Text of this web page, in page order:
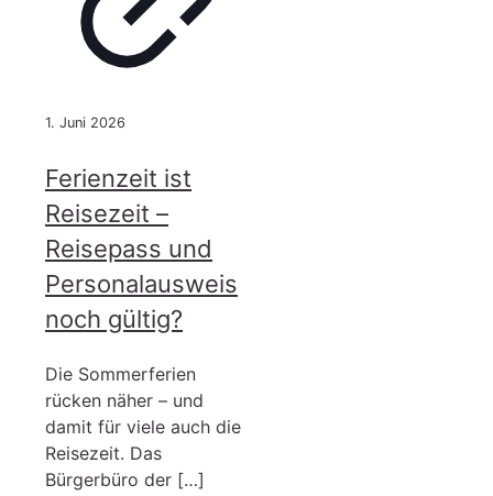
1. Juni 2026
Ferienzeit ist
Reisezeit –
Reisepass und
Personalausweis
noch gültig?
Die Sommerferien
rücken näher – und
damit für viele auch die
Reisezeit. Das
Bürgerbüro der […]